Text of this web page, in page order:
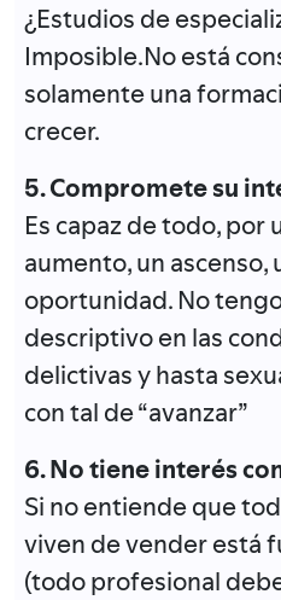
¿Estudios de
Imposible.No está
solamente una
crecer.
5. Compromete su
Es capaz de todo, por
aumento, un ascenso,
oportunidad. No
descriptivo en las
delictivas y hasta
con tal de “avanzar”
6. No tiene interés
Si no entiende que
viven de vender está
(todo profesional